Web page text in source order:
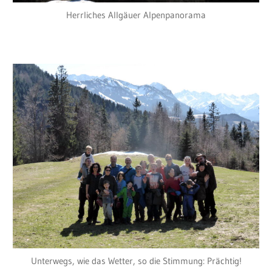
Herrliches Allgäuer Alpenpanorama
Unterwegs, wie das Wetter, so die Stimmung: Prächtig!